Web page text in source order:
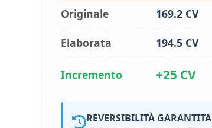
Originale 169.2 CV
Elaborata 194.5 CV
Incremento +25 CV
REVERSIBILITÀ GARANTITA